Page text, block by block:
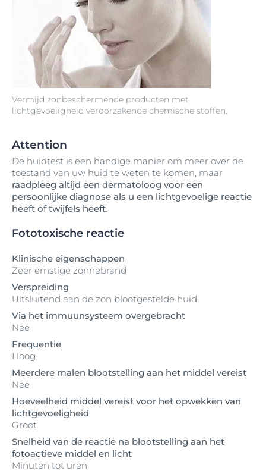
Vermijd zonbeschermende producten met
lichtgevoeligheid veroorzakende chemische stoffen.
Attention
De huidtest is een handige manier om meer over de
toestand van uw huid te weten te komen, maar
raadpleeg altijd een dermatoloog voor een
persoonlijke diagnose als u een lichtgevoelige reactie
heeft of twijfels heeft.
Fototoxische reactie
Klinische eigenschappen
Zeer ernstige zonnebrand
Verspreiding
Uitsluitend aan de zon blootgestelde huid
Via het immuunsysteem overgebracht
Nee
Frequentie
Hoog
Meerdere malen blootstelling aan het middel vereist
Nee
Hoeveelheid middel vereist voor het opwekken van
lichtgevoeligheid
Groot
Snelheid van de reactie na blootstelling aan het
fotoactieve middel en licht
Minuten tot uren